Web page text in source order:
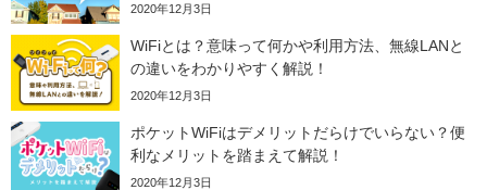
2020年12月3日
WiFiとは？意味って何かや利用方法、無線LANと
の違いをわかりやすく解説！
2020年12月3日
ポケットWiFiはデメリットだらけでいらない？便
利なメリットを踏まえて解説！
2020年12月3日